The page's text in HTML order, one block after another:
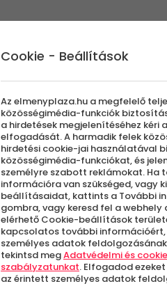
Cookie - Beállítások
Az elmenyplaza.hu a megfelelő
közösségimédia-funkciók
a hirdetések megjelenítéséhez kéri
elfogadását. A harmadik felek
hirdetési cookie-jai használatával
közösségimédia-funkciókat, és
személyre szabott reklámokat. Ha
információra van szükséged, vagy
beállításaidat, kattints a További
gombra, vagy keresd fel a webhely
elérhető Cookie-beállítások
kapcsolatos további
személyes adatok
tekintsd megAdatvédelmi és
szabályzatunkat. Elfogadod
az érintett személyes adatok